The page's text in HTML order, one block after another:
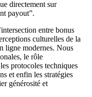
directement sur
payout”.
entre bonus
culturelles de la
ligne modernes. Nous
le rôle
protocoles techniques
et enfin les stratégies
générosité et